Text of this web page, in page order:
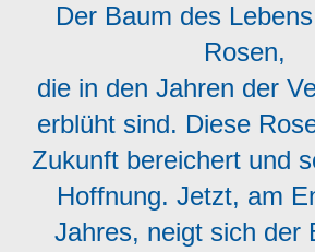
Der Baum des
Rosen,
die in den Jahren der
erblüht sind. Diese
Zukunft bereichert und
Hoffnung. Jetzt, am
Jahres, neigt sich der